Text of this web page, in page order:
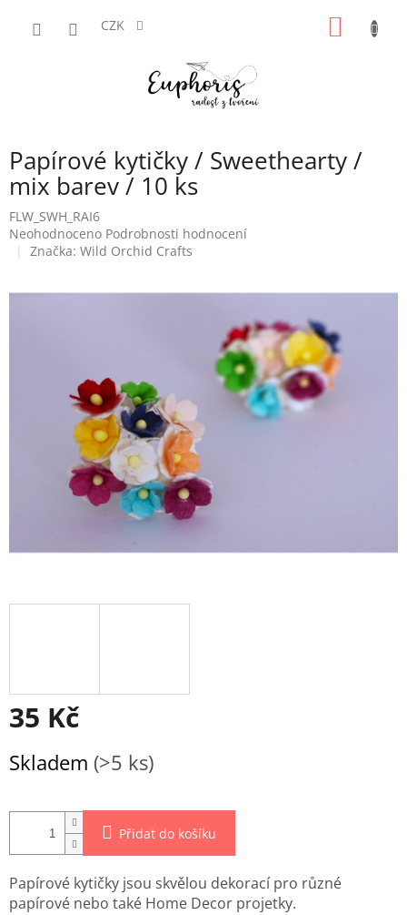
CZK
Papírové kytičky / Sweethearty /
mix barev / 10 ks
FLW_SWH_RAI6
Průměrné
hodnocení
Neohodnoceno Podrobnosti hodnocení
Značka: Wild Orchid Crafts
35 Kč
cena:
Skladem (>5 ks)
Přidat do košíku
Papírové kytičky jsou skvělou dekorací pro různé
papírové nebo také Home Decor projetky.